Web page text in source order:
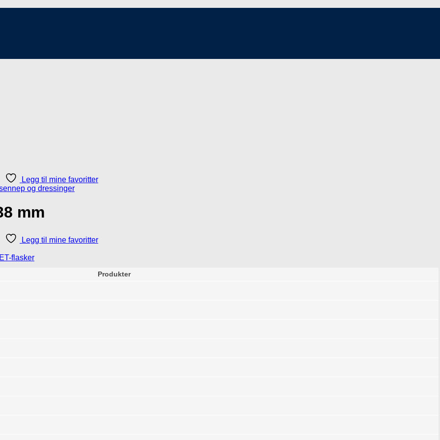
Legg til mine favoritter
mm
Legg til mine favoritter
flasker
Produkter